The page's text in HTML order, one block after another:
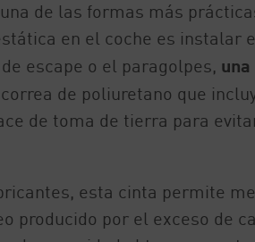
de las formas más
en el coche es instalar
escape o el paragolpes,
correa de poliuretano que
de toma de tierra para
esta cinta permite
producido por el exceso de